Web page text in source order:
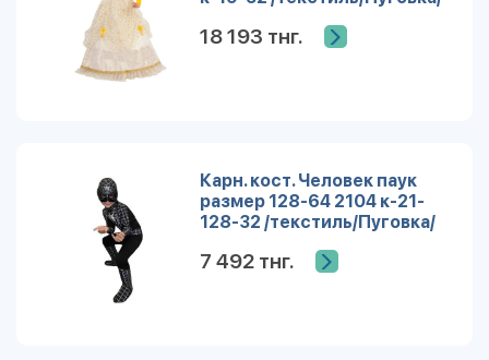
18 193 тнг.
Карн. кост. Человек паук
размер 128-64 2104 к-21-
128-32 /текстиль/Пуговка/
7 492 тнг.